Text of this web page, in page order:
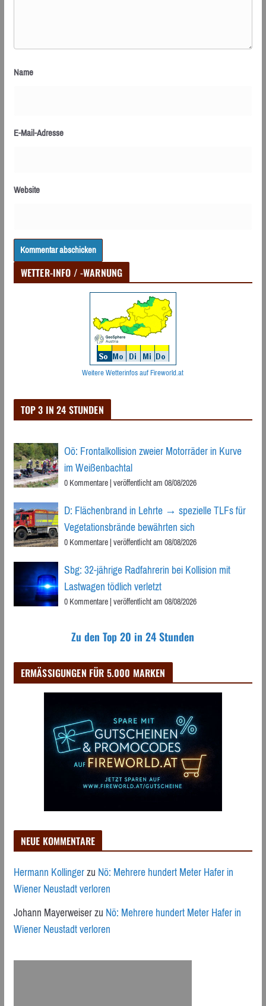
Name
E-Mail-Adresse
Website
WETTER-INFO / -WARNUNG
Weitere Wetterinfos auf Fireworld.at
TOP 3 IN 24 STUNDEN
Oö: Frontalkollision zweier Motorräder in Kurve
im Weißenbachtal
0 Kommentare|veröffentlicht am 08/08/2026
D: Flächenbrand in Lehrte → spezielle TLFs für
Vegetationsbrände bewährten sich
0 Kommentare|veröffentlicht am 08/08/2026
Sbg: 32-jährige Radfahrerin bei Kollision mit
Lastwagen tödlich verletzt
0 Kommentare|veröffentlicht am 08/08/2026
Zu den Top 20 in 24 Stunden
ERMÄSSIGUNGEN FÜR 5.000 MARKEN
NEUE KOMMENTARE
Hermann KollingerzuNö: Mehrere hundert Meter Hafer in
Wiener Neustadt verloren
Johann MayerweiserzuNö: Mehrere hundert Meter Hafer in
Wiener Neustadt verloren